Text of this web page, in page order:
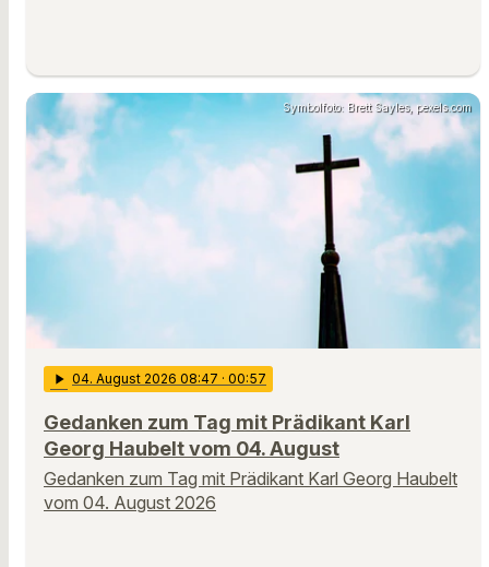
Symbolfoto: Brett Sayles, pexels.com
play_arrow 04. August 2026 08:47 · 00:57
Gedanken zum Tag mit Prädikant Karl
Georg Haubelt vom 04. August
Gedanken zum Tag mit Prädikant Karl Georg Haubelt
vom 04. August 2026